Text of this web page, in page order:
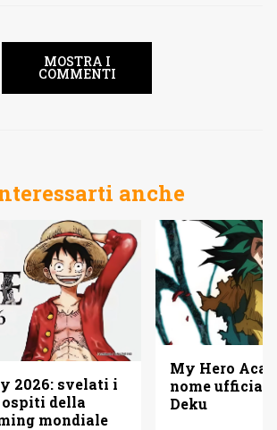
MOSTRA I
COMMENTI
anche
2026: svelati i
della
mondiale
My Hero
nome
Deku